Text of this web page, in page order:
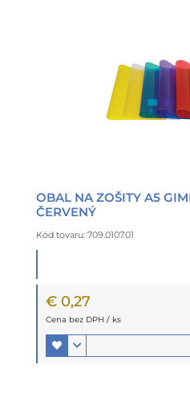
OBAL NA ZOŠITY A5
ČERVENÝ
Kód tovaru: 709.0107.01
€ 0,27
Cena bez DPH / ks